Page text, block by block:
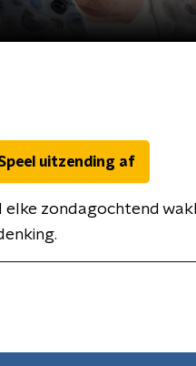
uitzending af
elke zondagochtend